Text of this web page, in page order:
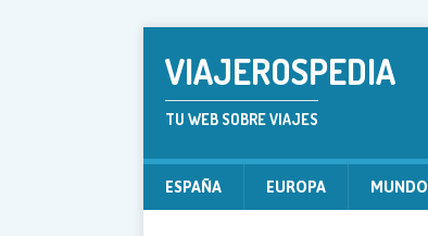
VIAJEROSPEDIA
TU WEB SOBRE VIAJES
ESPAÑA EUROPA MUNDO